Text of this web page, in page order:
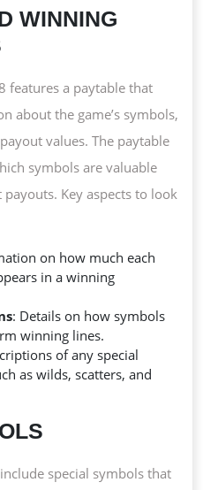
WINNING
features a paytable that
about the game’s symbols,
values. The paytable
symbols are valuable
Key aspects to look
on how much each
in a winning
: Details on how symbols
winning lines.
of any special
as wilds, scatters, and
special symbols that